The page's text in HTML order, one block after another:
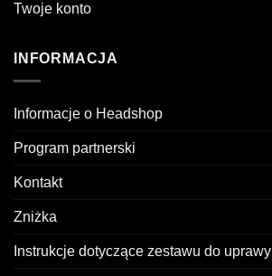
Twoje konto
INFORMACJA
Informacje o Headshop
Program partnerski
Kontakt
Zniżka
Instrukcje dotyczące zestawu do uprawy